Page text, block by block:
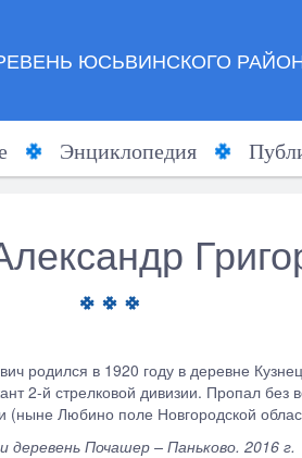
ЮСЬВИНСКОГО
Энциклопедия
родился в 1920 году в деревне
2-й стрелковой дивизии. Пропал без
(ныне Любино поле Новгородской
Почашер – Паньково. 2016 г.